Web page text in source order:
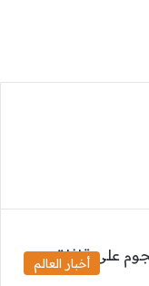
أخبار العالم